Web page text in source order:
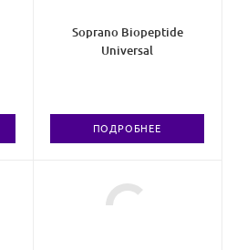
Soprano Biopeptide
Universal
ПОДРОБНЕЕ